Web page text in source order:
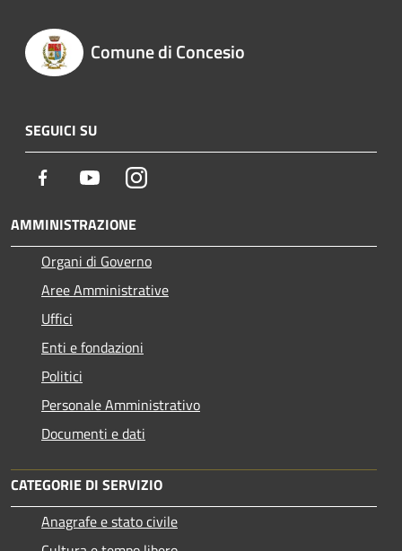
Comune di Concesio
SEGUICI SU
Facebook YoutubeInstagram
AMMINISTRAZIONE
Organi di Governo
Aree Amministrative
Uffici
Enti e fondazioni
Politici
Personale Amministrativo
Documenti e dati
CATEGORIE DI SERVIZIO
Anagrafe e stato civile